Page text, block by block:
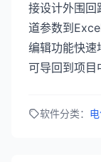
接设计外围回
道参数到
编辑功能快速
可导回到项目
软件分类：